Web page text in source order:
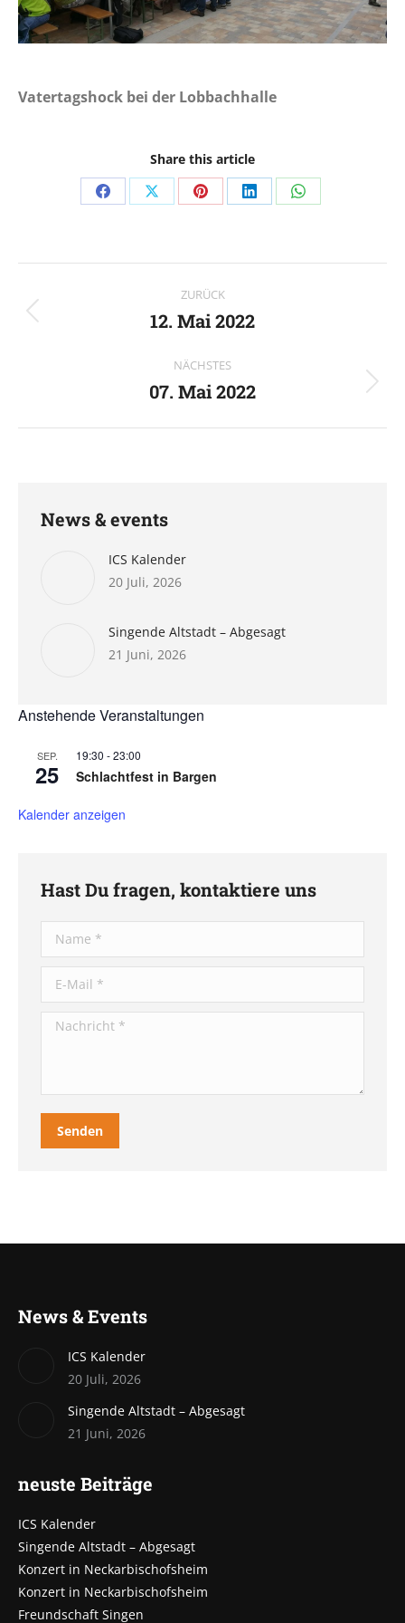
Vatertagshock bei der Lobbachhalle
Share this article
Share
Facebook
Share
X
Share
Pinterest
Share
LinkedIn
Share
WhatsApp
ZURÜCK
Vorheriger
12. Mai 2022
NÄCHSTES
Nächster
07. Mai 2022
News & events
ICS Kalender
20 Juli, 2026
Singende Altstadt – Abgesagt
21 Juni, 2026
Anstehende Veranstaltungen
SEP.
25
19:30 -23:00
Schlachtfest in Bargen
Kalender anzeigen
Hast Du fragen, kontaktiere uns
Nachricht *
Senden
News & Events
ICS Kalender
20 Juli, 2026
Singende Altstadt – Abgesagt
21 Juni, 2026
neuste Beiträge
ICS Kalender
Singende Altstadt – Abgesagt
Konzert in Neckarbischofsheim
Konzert in Neckarbischofsheim
Freundschaft Singen